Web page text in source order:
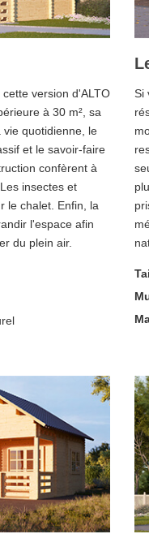
version d'ALTO
à 30 m², sa
quotidienne, le
et le savoir-faire
confèrent à
insectes et
le chalet. Enfin, la
l'espace afin
du plein air.
Si